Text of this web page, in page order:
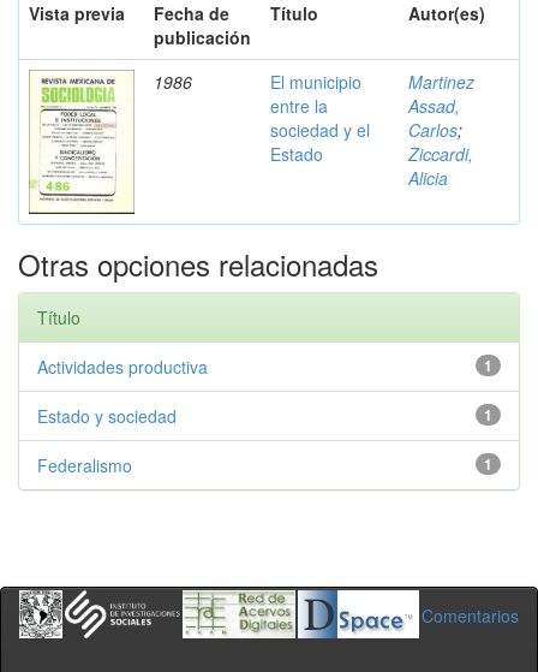
Vista previa
Fecha de
publicación
Título Autor(es)
1986
El municipio
entre la
sociedad y el
Estado
Martinez
Assad,
Carlos;
Ziccardi,
Alicia
Otras opciones relacionadas
Título
1
Actividades productiva
1
Estado y sociedad
1
Federalismo
Comentarios